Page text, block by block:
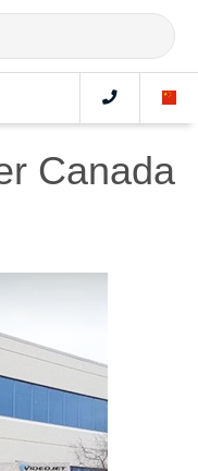
Canada